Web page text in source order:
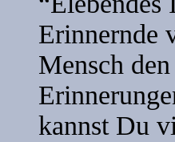
Erinnernde
Mensch
kannst Du